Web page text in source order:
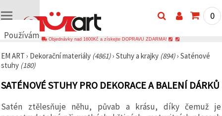
Používáme
🍪
Používáme
podobné
technologie,
zajistili
0
Objednávky nad 1600Kč a získejte DOPRAVU ZDARMA!
EM ART › Dekorační materiály (4861)› Stuhy a krajky (894)› Saténové
stuhy (180)
SATÉNOVÉ STUHY PRO DEKORACE A BALENÍ DÁRKŮ
Satén ztělesňuje něhu, půvab a krásu, díky čemuž je